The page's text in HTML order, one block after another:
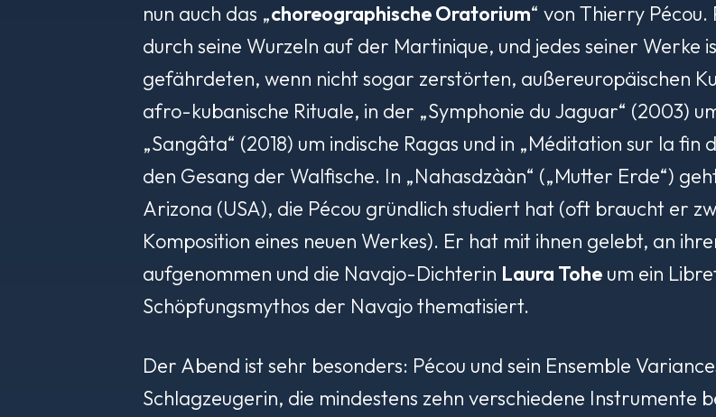
nun auch das „choreographische Oratorium“ von Thierry
durch seine Wurzeln auf der Martinique, und jedes seiner Werke
gefährdeten, wenn nicht sogar zerstörten, außereuropäischen
afro-kubanische Rituale, in der „Symphonie du Jaguar“ (2003)
„Sangâta“ (2018) um indische Ragas und in „Méditation sur la fin
den Gesang der Walfische. In „Nahasdzààn“ („Mutter Erde“)
Arizona (USA), die Pécou gründlich studiert hat (oft braucht er
Komposition eines neuen Werkes). Er hat mit ihnen gelebt, an
aufgenommen und die Navajo-Dichterin Laura Tohe um ein
Schöpfungsmythos der Navajo thematisiert.
Der Abend ist sehr besonders: Pécou und sein Ensemble
Schlagzeugerin, die mindestens zehn verschiedene Instrumente